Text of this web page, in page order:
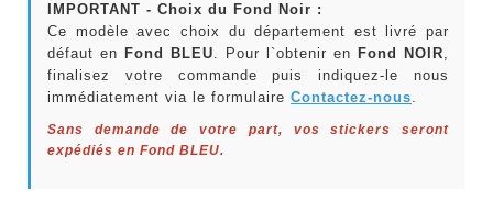
IMPORTANT - Choix du Fond Noir :
Ce modèle avec choix du département est livré par
défaut en Fond BLEU. Pour l`obtenir en Fond NOIR,
finalisez votre commande puis indiquez-le nous
immédiatement via le formulaire Contactez-nous.
Sans demande de votre part, vos stickers seront
expédiés en Fond BLEU.